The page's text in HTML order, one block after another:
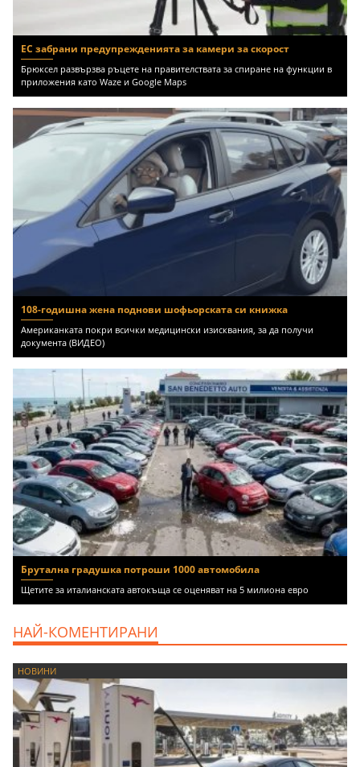
ЕС забрани предупрежденията за камери за скорост
Брюксел развързва ръцете на правителствата за спиране на функции в
приложения като Waze и Google Maps
108-годишна жена поднови шофьорската си книжка
Американката покри всички медицински изисквания, за да получи
документа (ВИДЕО)
Брутална градушка потроши 1000 автомобила
Щетите за италианската автокъща се оценяват на 5 милиона евро
НАЙ-КОМЕНТИРАНИ
НОВИНИ